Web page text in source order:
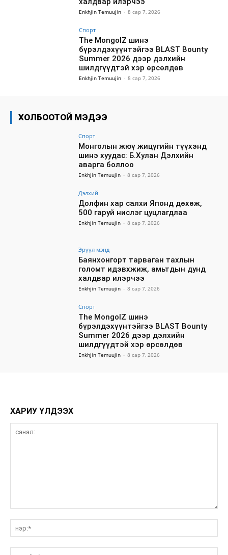
Enkhjin Temuujin - 8 сар 7, 2026
Спорт
The MongolZ шинэ
бүрэлдэхүүнтэйгээ BLAST Bounty
Summer 2026 дээр дэлхийн
шилдгүүдтэй хэр өрсөлдөв
Enkhjin Temuujin - 8 сар 7, 2026
ХОЛБООТОЙ МЭДЭЭ
Спорт
Монголын жюү жицүгийн түүхэнд
шинэ хуудас: Б.Хулан Дэлхийн
аварга боллоо
Enkhjin Temuujin - 8 сар 7, 2026
Дэлхий
Долфин хар салхи Японд дөхөж,
500 гаруй нислэг цуцлагдлаа
Enkhjin Temuujin - 8 сар 7, 2026
Эрүүл мэнд
Баянхонгорт тарваган тахлын
голомт идэвхжиж, амьтдын дунд
халдвар илэрчээ
Enkhjin Temuujin - 8 сар 7, 2026
Спорт
The MongolZ шинэ
бүрэлдэхүүнтэйгээ BLAST Bounty
Summer 2026 дээр дэлхийн
шилдгүүдтэй хэр өрсөлдөв
Enkhjin Temuujin - 8 сар 7, 2026
ХАРИУ ҮЛДЭЭХ